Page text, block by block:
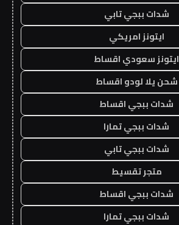
شدات ببجي تابي
ايتونز امريكي
ايتونز سعودي اقساط
شحن يلا لودو اقساط
شدات ببجي اقساط
شدات ببجي تمارا
شدات ببجي تابي
متجر تقسيط
شدات ببجي اقساط
شدات ببجي تمارا